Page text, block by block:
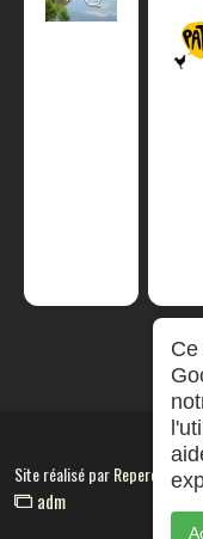
Site réalisé parRepereCom
adm